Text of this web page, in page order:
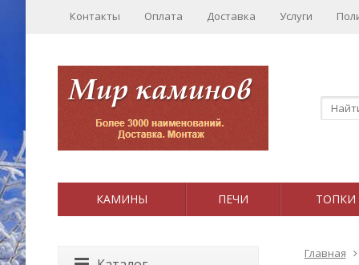
Контакты Оплата Доставка Услуги
КАМИНЫ ПЕЧИ ТОПКИ
Главная